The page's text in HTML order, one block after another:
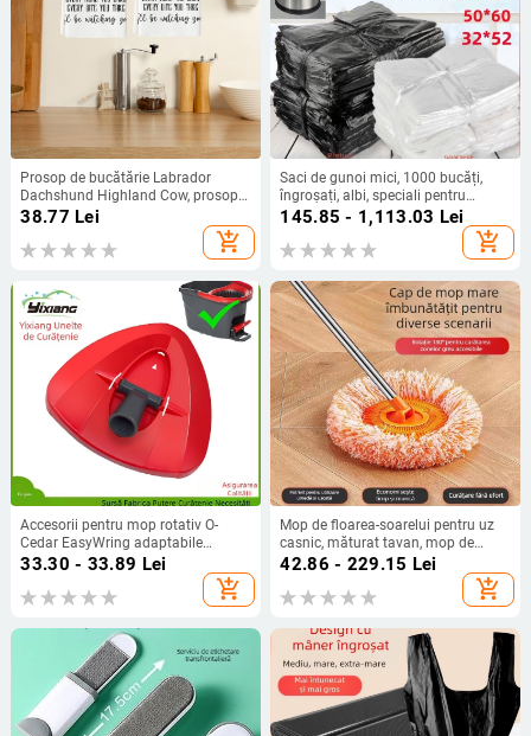
Prosop de bucătărie Labrador
Dachshund Highland Cow, prosop
de spălat vase Vintage Dragonfly,
prosop de bucătărie, uscare vase,
cârpă de spălat vase
38.77 Lei
add_shopping_cart
Saci de gunoi mici, 1000 bucăți,
îngroșați, albi, speciali pentru
camere de hotel, saci de gunoi din
plastic transparent îngroșat, en-
gros
145.85 - 1,113.03 Lei
add_shopping_cart
Accesorii pentru mop rotativ O-
Cedar EasyWring adaptabile
transfrontaliere, placă triunghiulară,
capac, bază pentru accesorii pentru
mop
33.30 - 33.89 Lei
add_shopping_cart
Mop de floarea-soarelui pentru uz
casnic, măturat tavan, mop de
floarea-soarelui, tijă telescopică,
îndepărtarea prafului, producători
de duster
42.86 - 229.15 Lei
add_shopping_cart